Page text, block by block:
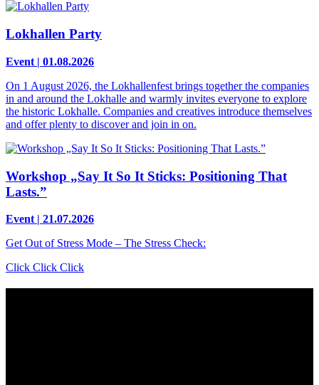
Lokhallen Party
Event | 01.08.2026
On 1 August 2026, the Lokhallenfest brings together the companies
in and around the Lokhalle and warmly invites everyone to explore
the historic Lokhalle. Companies and creatives introduce themselves
and offer plenty to discover and join in on.
Workshop „Say It So It Sticks: Positioning That
Lasts.”
Event | 21.07.2026
Get Out of Stress Mode – The Stress Check:
Click Click Click